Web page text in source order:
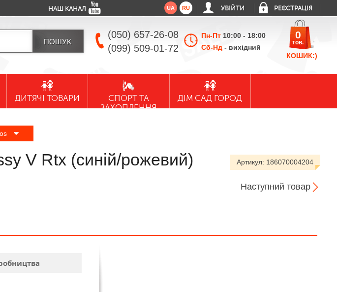
НАШ КАНАЛ UA RU УВІЙТИ РЕЄСТРАЦІЯ
(050) 657-26-08
(099) 509-01-72
Пн-Пт 10:00 - 18:00
Сб-Нд - вихідний
КОШИК:)
0
тов.
ДИТЯЧІ ТОВАРИ
СПОРТ ТА
ЗАХОПЛЕННЯ
ДІМ САД ГОРОД
V Rtx (синій/рожевий) Артикул: 186070004204
Наступний товар